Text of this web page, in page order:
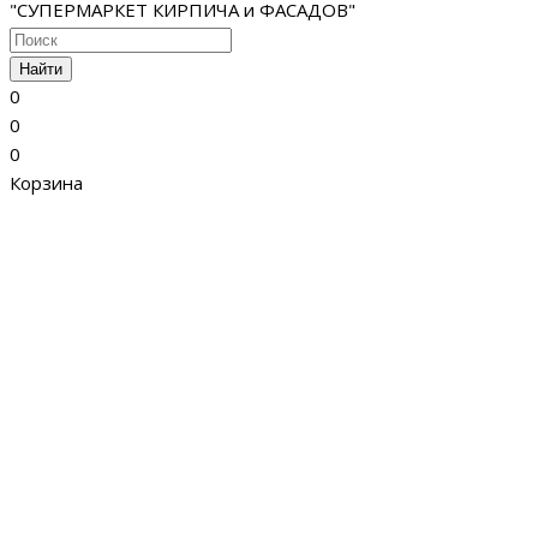
"СУПЕРМАРКЕТ КИРПИЧА и ФАСАДОВ"
Найти
0
0
0
Корзина